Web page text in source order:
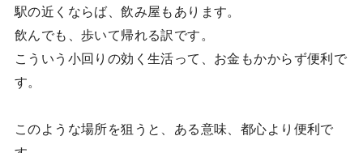
駅の近くならば、飲み屋もあります。
飲んでも、歩いて帰れる訳です。
こういう小回りの効く生活って、お金もかからず便利で
す。
このような場所を狙うと、ある意味、都心より便利で